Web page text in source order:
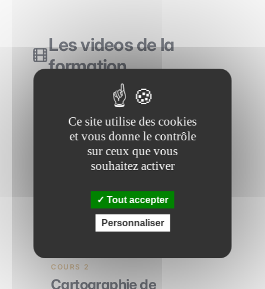
Les videos de la
formation
COURS 1
Identification des
irritants
COURS 2
Cartographie de
Ce site utilise des cookies
et vous donne le contrôle
sur ceux que vous
souhaitez activer
Tout accepter
Personnaliser